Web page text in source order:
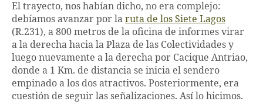
El trayecto, nos habían dicho, no era complejo:
debíamos avanzar por la ruta de los Siete Lagos
(R.231), a 800 metros de la oficina de informes virar
a la derecha hacia la Plaza de las Colectividades y
luego nuevamente a la derecha por Cacique Antriao,
donde a 1 Km. de distancia se inicia el sendero
empinado a los dos atractivos. Posteriormente, era
cuestión de seguir las señalizaciones. Así lo hicimos.